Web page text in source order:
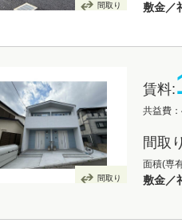
間取り 敷金／
間取り
賃料:
共益費
間取
面積(専
敷金／